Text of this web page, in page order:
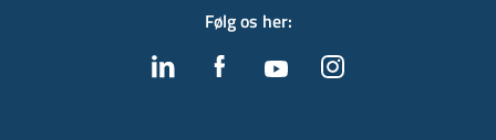
Følg os her: